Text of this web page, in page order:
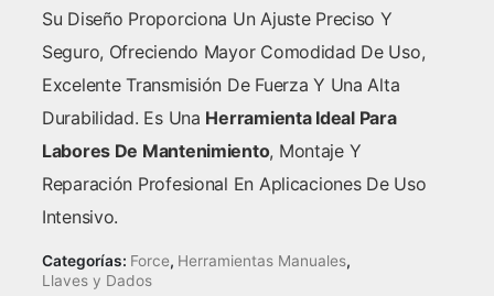
Su Diseño Proporciona Un Ajuste Preciso Y
Seguro, Ofreciendo Mayor Comodidad De Uso,
Excelente Transmisión De Fuerza Y Una Alta
Durabilidad. Es Una Herramienta Ideal Para
Labores De Mantenimiento, Montaje Y
Reparación Profesional En Aplicaciones De Uso
Intensivo.
Categorías: Force, Herramientas Manuales,
Llaves y Dados